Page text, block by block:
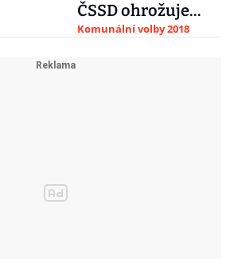
ČSSD ohrožuje
Babišovu vládu
Komunální volby 2018